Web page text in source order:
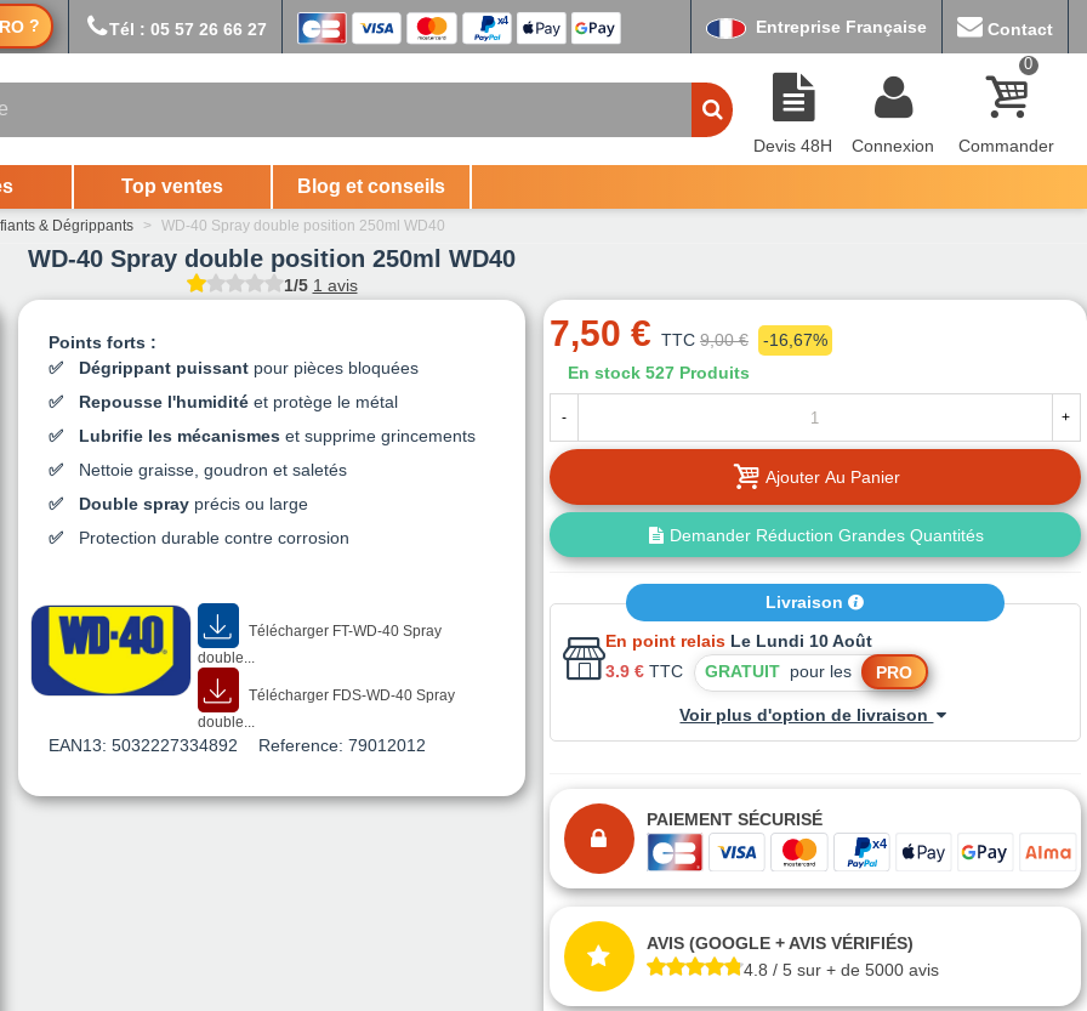
? Tél : 05 57 26 66 27 Entreprise Française Contact
Devis 48H Connexion
0
Commander
Top ventes Blog et conseils
& Dégrippants > WD-40 Spray double position 250ml WD40
WD-40 Spray double position 250ml WD40
1/5 1 avis
Points forts :
Dégrippant puissantpour pièces bloquées
Repousse l'humiditéet protège le métal
Lubrifie les mécanismeset supprime grincements
Nettoie graisse, goudron et saletés
Double sprayprécis ou large
Protection durable contre corrosion
Télécharger FT-WD-40 Spray
double...
Télécharger FDS-WD-40 Spray
double...
EAN13: 5032227334892 Reference: 79012012
7,50 € TTC 9,00 €
-16,67%
En stock 527 Produits
- +
Ajouter Au Panier
Demander Réduction Grandes Quantités
Livraison
En point relais Le Lundi 10 Août
3.9 € TTC GRATUITpour les PRO
Voir plus d'option de livraison
PAIEMENT SÉCURISÉ
AVIS (GOOGLE + AVIS VÉRIFIÉS)
4.8 / 5 sur + de 5000 avis